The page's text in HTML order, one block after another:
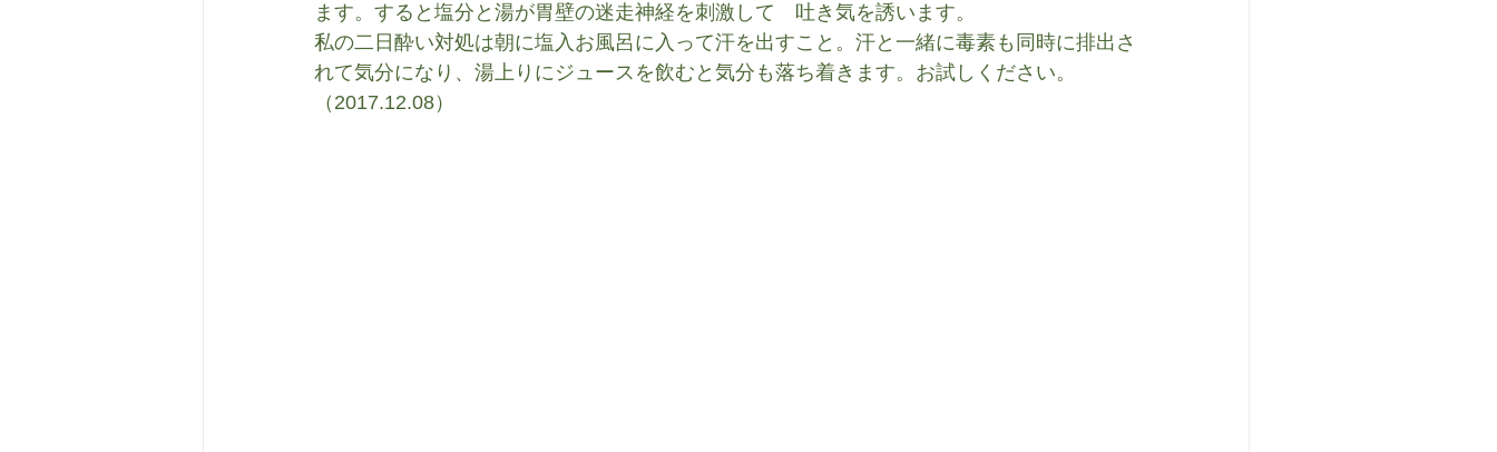
ます。すると塩分と湯が胃壁の迷走神経を刺激して　吐き気を誘います。
私の二日酔い対処は朝に塩入お風呂に入って汗を出すこと。汗と一緒に毒素も同時に排出さ
れて気分になり、湯上りにジュースを飲むと気分も落ち着きます。お試しください。
（2017.12.08）